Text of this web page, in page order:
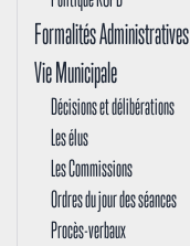
Formalités Administratives
Vie Municipale
Décisions et délibérations
Les élus
Les Commissions
Ordres du jour des séances
Procès-verbaux